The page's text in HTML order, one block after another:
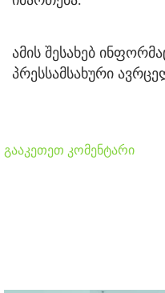
ამის შესახებ
პრესსამსახური
გააკეთეთ კომენტარი